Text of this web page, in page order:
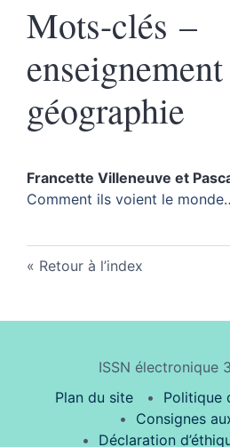
Mots-clés –
géographie
Francette Villeneuve et
Comment ils voient le
Retour à l’index
ISSN électronique
Plan du site
Politique
Consignes
Déclaration